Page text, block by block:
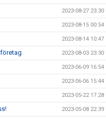
2023-08-27 23:30
2023-08-15 00:54
2023-08-14 10:47
2023-08-03 23:30
2023-06-09 16:54
2023-06-06 15:44
2023-05-22 17:28
2023-05-08 22:39